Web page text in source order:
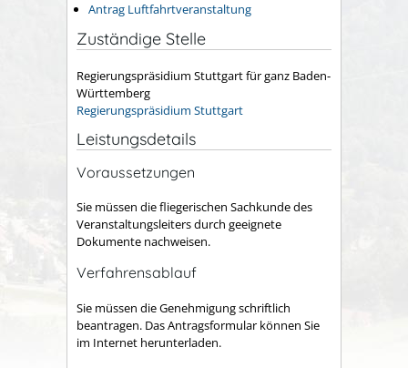
Antrag Luftfahrtveranstaltung
Zuständige Stelle
Regierungspräsidium Stuttgart für ganz Baden-
Württemberg
Regierungspräsidium Stuttgart
Leistungsdetails
Voraussetzungen
Sie müssen die fliegerischen Sachkunde des
Veranstaltungsleiters durch geeignete
Dokumente nachweisen.
Verfahrensablauf
Sie müssen die Genehmigung schriftlich
beantragen. Das Antragsformular können Sie
im Internet herunterladen.